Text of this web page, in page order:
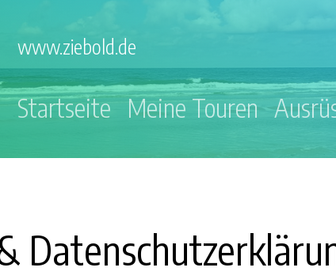
www.ziebold.de
Startseite Meine Touren